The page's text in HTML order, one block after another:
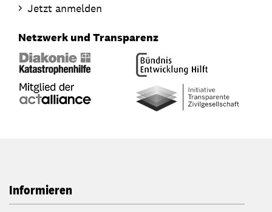
Jetzt anmelden
Netzwerk und Transparenz
Informieren